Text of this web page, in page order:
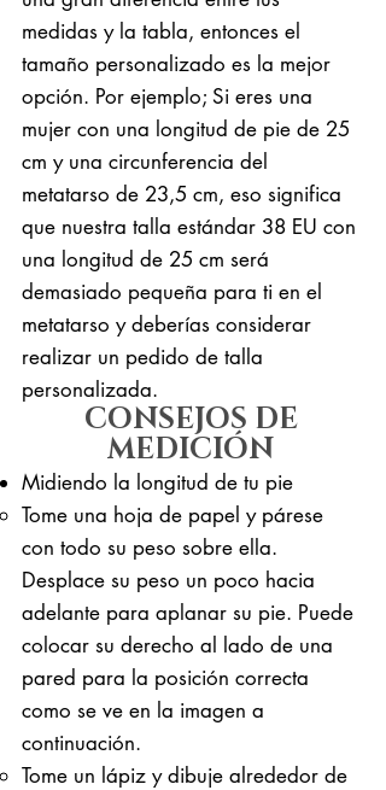
medidas y la tabla, entonces el
tamaño personalizado es la mejor
opción. Por ejemplo; Si eres una
mujer con una longitud de pie de 25
cm y una circunferencia del
metatarso de 23,5 cm, eso significa
que nuestra talla estándar 38 EU con
una longitud de 25 cm será
demasiado pequeña para ti en el
metatarso y deberías considerar
realizar un pedido de talla
personalizada.
CONSEJOS DE
MEDICIÓN
Midiendo la longitud de tu pie
Tome una hoja de papel y párese
con todo su peso sobre ella. ​
Desplace su peso un poco hacia
adelante para aplanar su pie. Puede
colocar su derecho al lado de una
pared para la posición correcta
como se ve en la imagen a
continuación.
Tome un lápiz y dibuje alrededor de